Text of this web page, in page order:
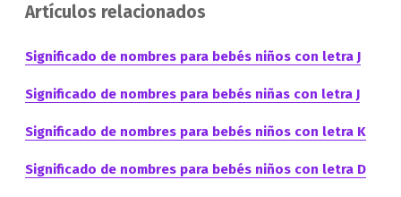
Artículos relacionados
Significado de nombres para bebés niños con letra J
Significado de nombres para bebés niñas con letra J
Significado de nombres para bebés niños con letra K
Significado de nombres para bebés niños con letra D